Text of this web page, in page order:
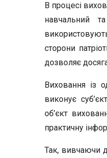
В процесі
навчальний
сторони
дозволяє
Виховання із
виконує
об’єкт
практичну
Так, вивчаючи